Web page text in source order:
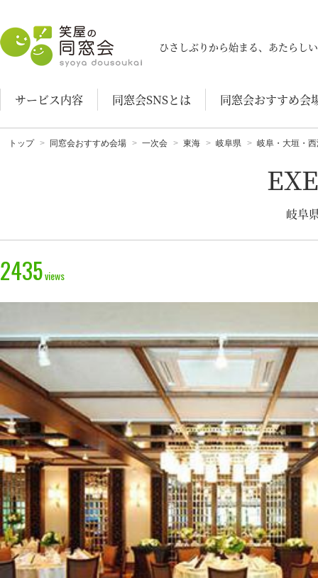
笑屋の同窓会
ひさしぶりから始まる、あたらし
サービス内容 同窓会SNSとは 同窓会おすすめ会
トップ 同窓会おすすめ会場 一次会 東海 岐阜県 岐阜・大垣・
岐阜
2435views